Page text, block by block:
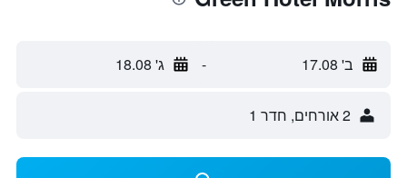
ב' 17.08 - ג' 18.08
2 אורחים, חדר 1